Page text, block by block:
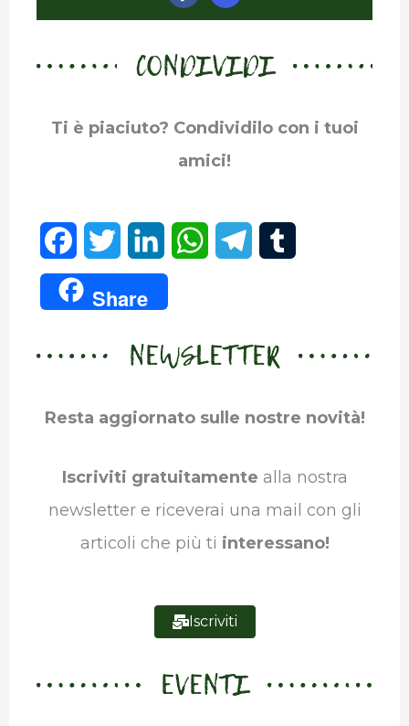
CONDIVIDI
Ti è piaciuto? Condividilo con i tuoi
amici!
a
c
e
o
w
i
e
i
n
k
d
W
t
A
e
r
b
r
Share
NEWSLETTER
Resta aggiornato sulle nostre novità!
Iscriviti gratuitamente alla nostra
newsletter e riceverai una mail con gli
articoli che più ti interessano!
Iscriviti
EVENTI